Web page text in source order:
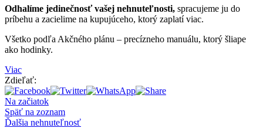
Odhalíme jedinečnosť vašej nehnuteľnosti, spracujeme ju do
príbehu a zacielime na kupujúceho, ktorý zaplatí viac.
Všetko podľa Akčného plánu – precízneho manuálu, ktorý šliape
ako hodinky.
Viac
Zdieľať:
Na začiatok
Späť na zoznam
Ďalšia nehnuteľnosť